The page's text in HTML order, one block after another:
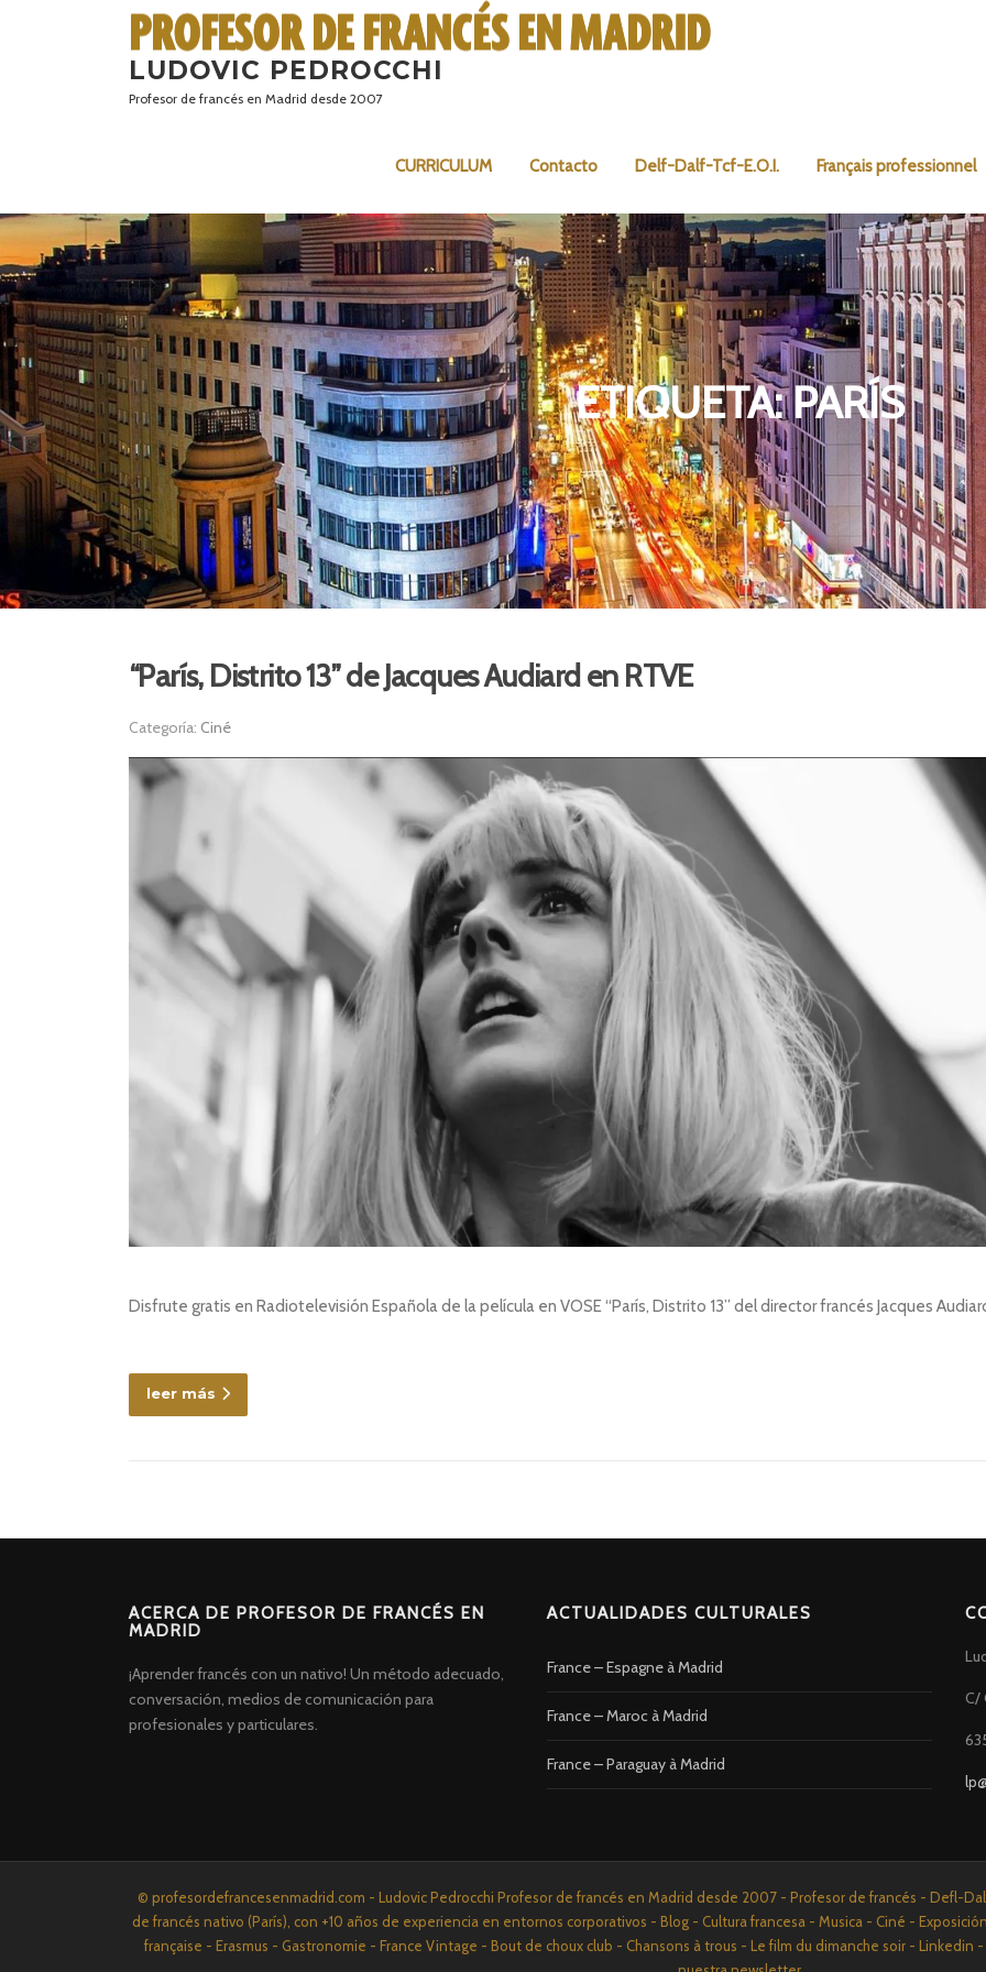
LUDOVIC PEDROCCHI
Profesor de francés en Madrid desde 2007
CURRICULUM Contacto Delf-Dalf-Tcf-E.O.I. Français professionnel
ETIQUETA:PARÍS
“París, Distrito 13” de Jacques Audiard en RTVE
Categoría: Ciné
Disfrute gratis en Radiotelevisión Española de la película en VOSE “París, Distrito 13” del director francés Jacques
leer más
ACERCA DE PROFESOR DE FRANCÉS EN
MADRID
¡Aprender francés con un nativo! Un método adecuado,
conversación, medios de comunicación para
profesionales y particulares.
ACTUALIDADES CULTURALES
France – Espagne à Madrid
France – Maroc à Madrid
France – Paraguay à Madrid
C/
© profesordefrancesenmadrid.com - Ludovic Pedrocchi Profesor de francés en Madrid desde 2007 - Profesor de francés - Defl-
de francés nativo (París), con +10 años de experiencia en entornos corporativos - Blog - Cultura francesa - Musica - Ciné -
française - Erasmus - Gastronomie - France Vintage - Bout de choux club - Chansons à trous - Le film du dimanche soir - Linkedin
Screenr
parallax
theme